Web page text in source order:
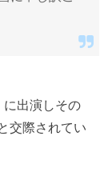
に出演しその
交際されてい